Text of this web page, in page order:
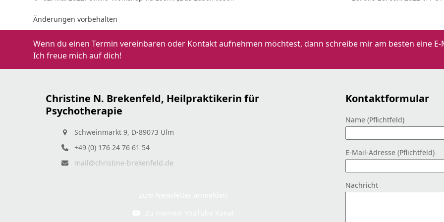
Änderungen vorbehalten
Wenn du einen Termin vereinbaren oder Kontakt aufnehmen möchtest, dann schreibe mir am besten eine E-
Ich freue mich auf dich!
Christine N. Brekenfeld, Heilpraktikerin für
Psychotherapie
Schweinmarkt 9, D-89073 Ulm
+49 (0) 176 24 76 61 54
mail@christine-brekenfeld.de
Kontaktformular
Name (Pflichtfeld)
E-Mail-Adresse (Pflichtfeld)
Nachricht